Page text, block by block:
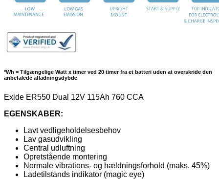
*Wh = Tilgængelige Watt x timer ved 20 timer fra et batteri uden at overskride den
anbefalede afladningsdybde
Exide ER550 Dual 12V 115Ah 760 CCA
EGENSKABER:
Lavt vedligeholdelsesbehov
Lav gasudvikling
Central udluftning
Opretstående montering
Normale vibrations- og hældningsforhold (maks. 45%)
Ladetilstands indikator (magic eye)